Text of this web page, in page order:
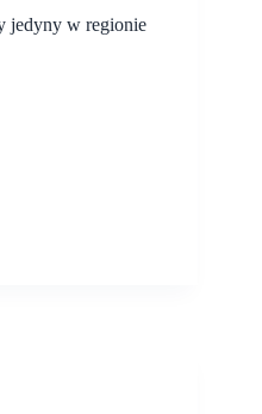
jedyny w regionie